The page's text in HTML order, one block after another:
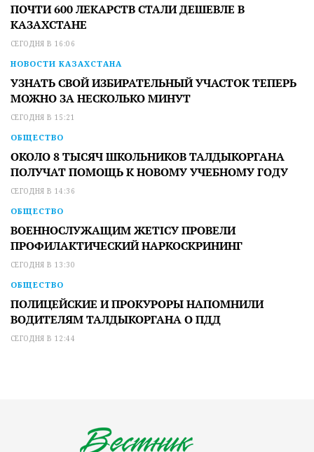
ПОЧТИ 600 ЛЕКАРСТВ СТАЛИ ДЕШЕВЛЕ В
КАЗАХСТАНЕ
СЕГОДНЯ В 16:06
НОВОСТИ КАЗАХСТАНА
УЗНАТЬ СВОЙ ИЗБИРАТЕЛЬНЫЙ УЧАСТОК ТЕПЕРЬ
МОЖНО ЗА НЕСКОЛЬКО МИНУТ
СЕГОДНЯ В 15:21
ОБЩЕСТВО
ОКОЛО 8 ТЫСЯЧ ШКОЛЬНИКОВ ТАЛДЫКОРГАНА
ПОЛУЧАТ ПОМОЩЬ К НОВОМУ УЧЕБНОМУ ГОДУ
СЕГОДНЯ В 14:36
ОБЩЕСТВО
ВОЕННОСЛУЖАЩИМ ЖЕТІСУ ПРОВЕЛИ
ПРОФИЛАКТИЧЕСКИЙ НАРКОСКРИНИНГ
СЕГОДНЯ В 13:30
ОБЩЕСТВО
ПОЛИЦЕЙСКИЕ И ПРОКУРОРЫ НАПОМНИЛИ
ВОДИТЕЛЯМ ТАЛДЫКОРГАНА О ПДД
СЕГОДНЯ В 12:44